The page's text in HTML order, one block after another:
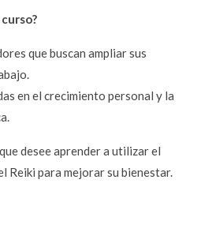
que buscan ampliar sus
en el crecimiento personal y la
desee aprender a utilizar el
Reiki para mejorar su bienestar.